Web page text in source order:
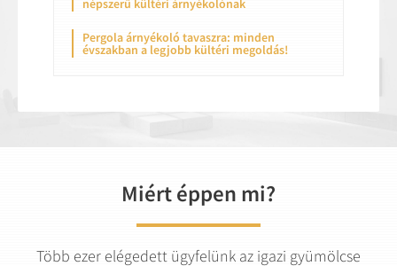
népszerű kültéri árnyékolónak
Pergola árnyékoló tavaszra: minden
évszakban a legjobb kültéri megoldás!
Miért éppen mi?
Több ezer elégedett ügyfelünk az igazi gyümölcse